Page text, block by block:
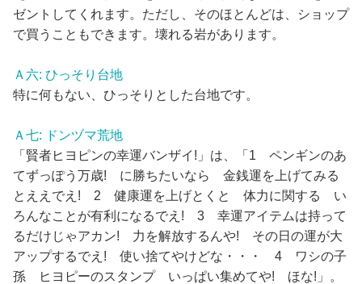
ゼントしてくれます。ただし、そのほとんどは、ショップ
で買うこともできます。壊れる岩があります。
Ａ六: ひっそり台地
特に何もない、ひっそりとした台地です。
Ａ七: ドンヅマ荒地
「賢者ヒヨピンの幸運バンザイ!」は、「1 ペンギンのあ
てずっぽう万歳! に勝ちたいなら 金銭運を上げてみる
とええでえ! 2 健康運を上げとくと 体力に関する い
ろんなことが有利になるでえ! 3 幸運アイテムは持って
るだけじゃアカン! 力を解放するんや! その日の運が大
アップするでえ! 使い捨てやけどな・・・ 4 ワシの子
孫 ヒヨピーのスタンプ いっぱい集めてや! ほな!」。